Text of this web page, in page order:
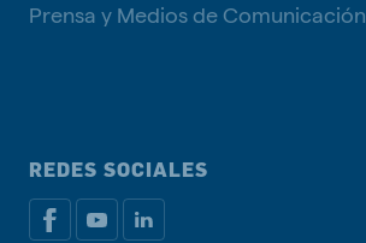
Prensa y Medios de Comunicación
REDES SOCIALES